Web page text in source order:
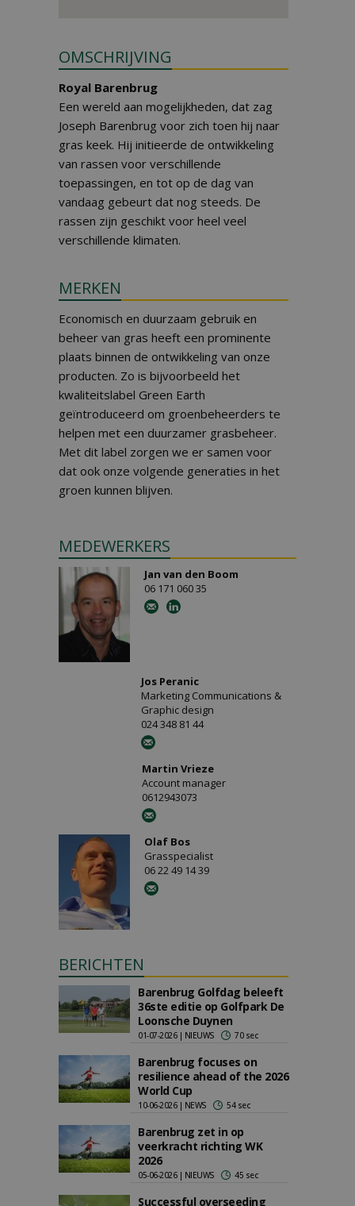
OMSCHRIJVING
Royal Barenbrug
Een wereld aan mogelijkheden, dat zag
Joseph Barenbrug voor zich toen hij naar
gras keek. Hij initieerde de ontwikkeling
van rassen voor verschillende
toepassingen, en tot op de dag van
vandaag gebeurt dat nog steeds. De
rassen zijn geschikt voor heel veel
verschillende klimaten.
MERKEN
Economisch en duurzaam gebruik en
beheer van gras heeft een prominente
plaats binnen de ontwikkeling van onze
producten. Zo is bijvoorbeeld het
kwaliteitslabel Green Earth
geïntroduceerd om groenbeheerders te
helpen met een duurzamer grasbeheer.
Met dit label zorgen we er samen voor
dat ook onze volgende generaties in het
groen kunnen blijven.
MEDEWERKERS
Jan van den Boom
06 171 060 35
Jos Peranic
Marketing Communications &
Graphic design
024 348 81 44
Martin Vrieze
Account manager
0612943073
Olaf Bos
Grasspecialist
06 22 49 14 39
BERICHTEN
Barenbrug Golfdag beleeft
36ste editie op Golfpark De
Loonsche Duynen
01-07-2026 | NIEUWS 70 sec
Barenbrug focuses on
resilience ahead of the 2026
World Cup
10-06-2026 | NEWS 54 sec
Barenbrug zet in op
veerkracht richting WK
2026
05-06-2026 | NIEUWS 45 sec
Successful overseeding